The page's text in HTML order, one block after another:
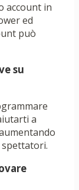
account in
ed
può
su
a